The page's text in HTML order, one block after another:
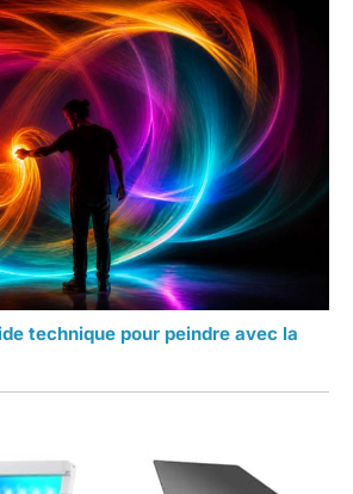
technique pour peindre avec la